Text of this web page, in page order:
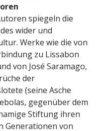
spiegeln die
wider und
Werke wie die von
zu Lissabon
von José Saramago,
der
(seine Asche
gegenüber dem
Stiftung ihren
Generationen von